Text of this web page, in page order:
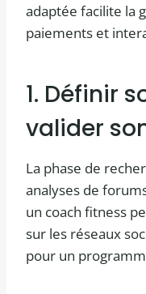
adaptée facilite la
paiements et
1. Définir
valider
La phase de
analyses de
un coach fitness
sur les réseaux
pour un